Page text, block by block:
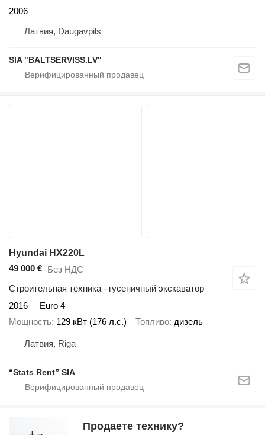
2006
Латвия, Daugavpils
SIA "BALTSERVISS.LV"
Hyundai HX220L
49 000 € Без НДС
Строительная техника - гусеничный экскаватор
2016
Euro 4
Мощность 129 кВт (176 л.с.) Топливо дизель
Латвия, Riga
“Stats Rent” SIA
Продаете технику?